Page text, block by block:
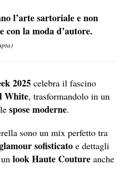
l’arte sartoriale e non
con la moda d’autore.
2025 celebra il fascino
White, trasformandolo in un
spose moderne.
sono un mix perfetto tra
sofisticato e dettagli
look Haute Couture anche